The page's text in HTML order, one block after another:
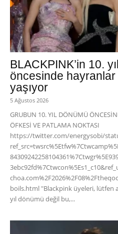
BLACKPINK’in 10.
öncesinde hayranlar
yaşıyor
5 Ağustos 2026
GRUBUN 10. YIL DÖNÜMÜ
ÖFKESİ VE PATLAMA NOKTASI
https://twitter.com/energysobi/
boils.html "Blackpink üyeleri, lütfen
yıl dönümü değil bu,...